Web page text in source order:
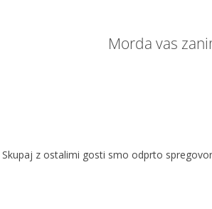
Morda vas
z ostalimi gosti smo odprto